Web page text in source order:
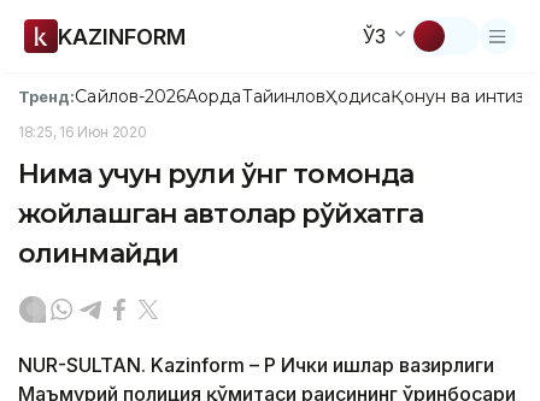
KAZINFORM ЎЗ
Тренд:Сайлов-2026АқордаТайинловҲодисаҚонун ва
18:25, 16 Июн 2020
Нима учун рули ўнг томонда
жойлашган автолар рўйхатга
олинмайди
NUR-SULTAN. Kazinform – ҚР Ички ишлар вазирлиги
Маъмурий полиция қўмитаси раисининг ўринбосари